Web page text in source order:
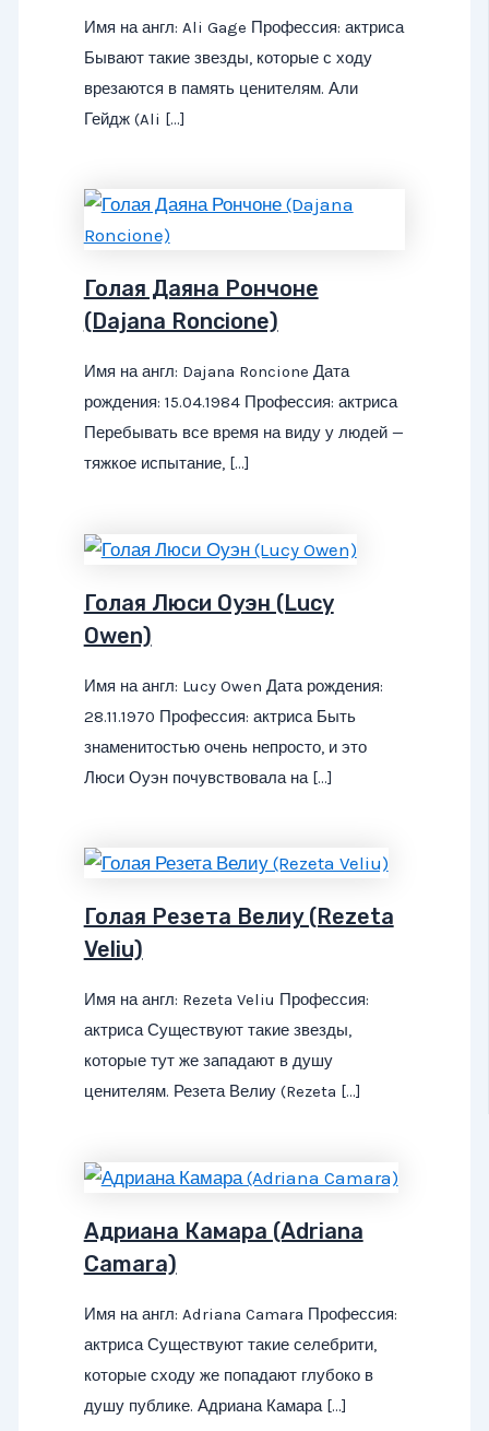
Имя на англ: Ali Gage Профессия: актриса
Бывают такие звезды, которые с ходу
врезаются в память ценителям. Али
Гейдж (Ali […]
Голая Даяна Рончоне
(Dajana Roncione)
Имя на англ: Dajana Roncione Дата
рождения: 15.04.1984 Профессия: актриса
Перебывать все время на виду у людей —
тяжкое испытание, […]
Голая Люси Оуэн (Lucy
Owen)
Имя на англ: Lucy Owen Дата рождения:
28.11.1970 Профессия: актриса Быть
знаменитостью очень непросто, и это
Люси Оуэн почувствовала на […]
Голая Резета Велиу (Rezeta
Veliu)
Имя на англ: Rezeta Veliu Профессия:
актриса Существуют такие звезды,
которые тут же западают в душу
ценителям. Резета Велиу (Rezeta […]
Адриана Камара (Adriana
Camara)
Имя на англ: Adriana Camara Профессия:
актриса Существуют такие селебрити,
которые сходу же попадают глубоко в
душу публике. Адриана Камара […]